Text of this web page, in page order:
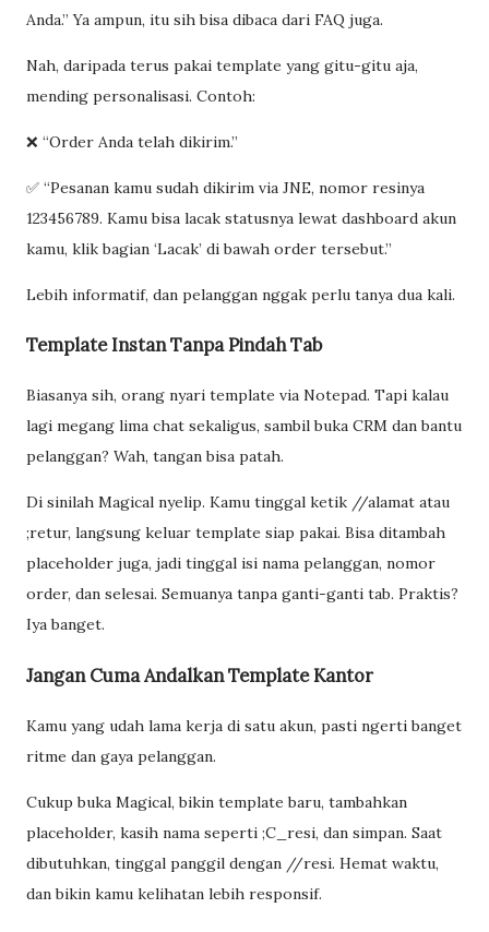
Anda.” Ya ampun, itu sih bisa dibaca dari FAQ juga.
Nah, daripada terus pakai template yang gitu-gitu aja,
mending personalisasi. Contoh:
❌ “Order Anda telah dikirim.”
✅ “Pesanan kamu sudah dikirim via JNE, nomor resinya
123456789. Kamu bisa lacak statusnya lewat dashboard akun
kamu, klik bagian ‘Lacak’ di bawah order tersebut.”
Lebih informatif, dan pelanggan nggak perlu tanya dua kali.
Template Instan Tanpa Pindah Tab
Biasanya sih, orang nyari template via Notepad. Tapi kalau
lagi megang lima chat sekaligus, sambil buka CRM dan bantu
pelanggan? Wah, tangan bisa patah.
Di sinilah Magical nyelip. Kamu tinggal ketik //alamat atau
;retur, langsung keluar template siap pakai. Bisa ditambah
placeholder juga, jadi tinggal isi nama pelanggan, nomor
order, dan selesai. Semuanya tanpa ganti-ganti tab. Praktis?
Iya banget.
Jangan Cuma Andalkan Template Kantor
Kamu yang udah lama kerja di satu akun, pasti ngerti banget
ritme dan gaya pelanggan.
Cukup buka Magical, bikin template baru, tambahkan
placeholder, kasih nama seperti ;C_resi, dan simpan. Saat
dibutuhkan, tinggal panggil dengan //resi. Hemat waktu,
dan bikin kamu kelihatan lebih responsif.